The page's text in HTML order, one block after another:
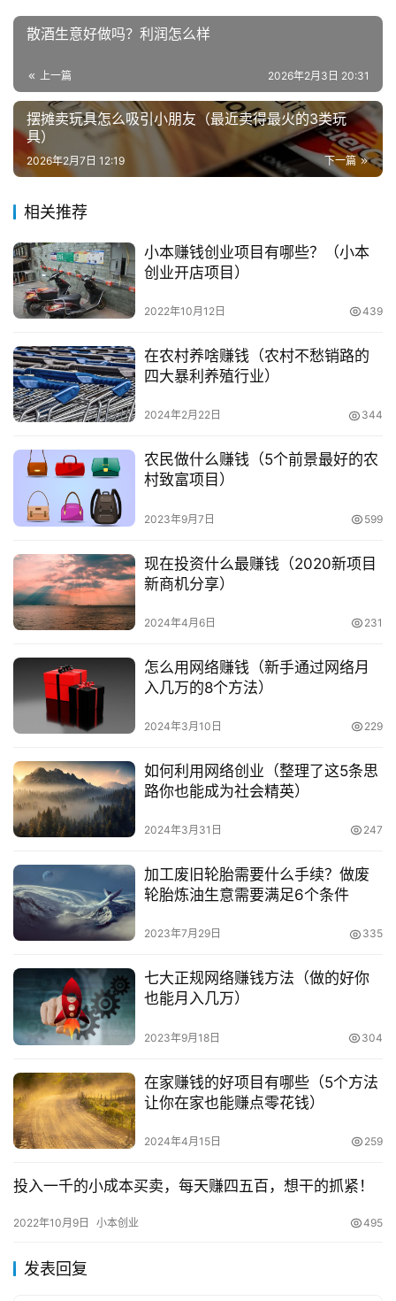
小
本
业
兼
职
项
电
商
创
业
创
业
项
目
视
号
淘
宝
分
享
投稿
计5万；羊羔分三批进场，每一批间隔在一个月左右为好，
每只在500-600元之间，总投资预计在65-75万。
3、效益分析：羊羔可以错开进苗时间，以圈养
+半放牧方式饲养，定时轮流放养，饲喂青料+晚上补充精
料；这种饲养方式大概8-9个月就可以出栏，需要40万左
右；净利润大概在每只500-800元；相对比较其他养殖行
业较好，缺点是饲养周期长，资金回笼时间慢，所以要做好
长期奋战的准备。
〈三〉养牛：（一次性投入比较大，周期长，但效
益十分可观）
1、市场分析：中国的牛肉价格一直比较稳定，养
比例，更是大大促进国内牛肉价格的涨幅空间；缓解养牛市
场压力不是短时间可以完成的，所以未来3-5年牛肉都会呈
稳定态势，十分值得推广。
2、投资分析：按照500头牛规划，养殖场地和宿
舍基础设施建设预计30-40万；250斤左右牛犊市场价格在
4000一头，养殖12个月时间，饲期间青饲料补给和后期短
时间育肥预计投入4000每头，加上其他它一些开支总投资
在250万左右。
3.效益分析：一年时间出栏预计在1200斤左右，
市场价格12每斤，1200*12=14400元，每养一头牛的利润
有条件情况下值得投资。
结论：所有养殖业都是高风险行业，技术和销售市
做的第一步考察当地市场行情和销路，制定整套构思和方
案，把握市场动脉，能够随时调整产业结构。
转载，请注明出处：
https://www.zaotuan.com.cn/118872.html
版权声明：本文内容由互联网用户自发贡献，该文观点仅代表
承担相关法律责任。如发现本站有涉嫌抄袭侵权/违法违规的内
容， 请发送邮件至
153055113@qq.com
本站将立刻删除。
散酒生意好做吗？利润怎么样
上一篇 2026年2月3日 20:31
摆摊卖玩具怎么吸引小朋友（最近卖得最火的3类玩
具）
下一篇
2026年2月7日 12:19
相关推荐
小本赚钱创业项目有哪些？（小本
创业开店项目）
2022年10月12日 439
在农村养啥赚钱（农村不愁销路的
四大暴利养殖行业）
2024年2月22日 344
农民做什么赚钱（5个前景最好的农
村致富项目）
2023年9月7日 599
现在投资什么最赚钱（2020新项目
新商机分享）
2024年4月6日 231
怎么用网络赚钱（新手通过网络月
入几万的8个方法）
2024年3月10日 229
如何利用网络创业（整理了这5条思
路你也能成为社会精英）
2024年3月31日 247
加工废旧轮胎需要什么手续？做废
轮胎炼油生意需要满足6个条件
2023年7月29日 335
七大正规网络赚钱方法（做的好你
也能月入几万）
2023年9月18日 304
在家赚钱的好项目有哪些（5个方法
让你在家也能赚点零花钱）
2024年4月15日 259
投入一千的小成本买卖，每天赚四五百，想干的抓紧！
2022年10月9日 小本创业 495
发表回复